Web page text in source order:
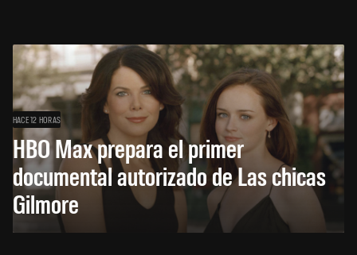
HACE 12 HORAS
HBO Max prepara el primer
documental autorizado de Las chicas
Gilmore